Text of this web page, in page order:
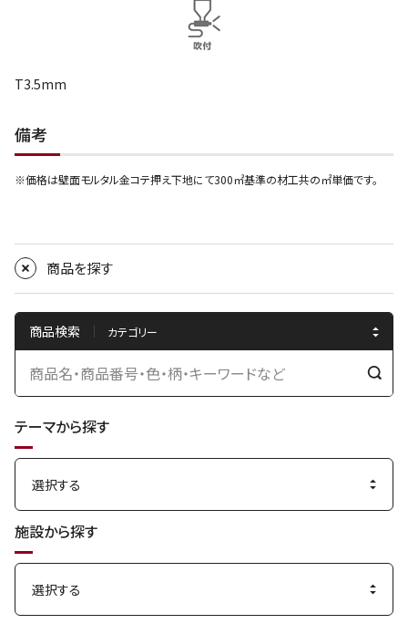
T3.5mm
備考
※価格は壁面モルタル金コテ押え下地にて300㎡基準の材工共の㎡単価です。
商品を探す
商品検索
検
テーマから探す
施設から探す